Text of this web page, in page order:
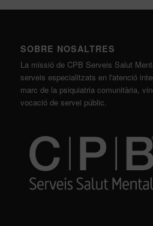
SOBRE NOSALTRES
La missió de CPB Serveis Salut
serveis especialitzats en l'atenció
marc de la psiquiatria comunitària,
vocació de servei públic.